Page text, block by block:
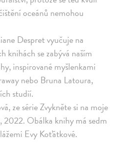
oceánů nemohou
Despret vyučuje na
knihách se zabývá naším
inspirované myšlenkami
nebo Bruna Latoura,
studií.
ze série Zvykněte si na moje
2022. Obálka knihy má sedm
Evy Koťátkové.